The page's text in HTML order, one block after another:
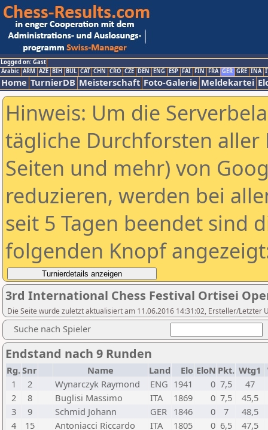
Logged on: Gast
Arabic ARM AZE BIH BUL CAT CHN CRO CZE DEN ENG ESP FAI FIN FRA GER GRE INA
Home TurnierDB Meisterschaft Foto-Galerie Meldekartei
Hinweis: Um die
tägliche Durchforsten aller
Seiten und mehr) von
reduzieren, werden bei
seit 5 Tagen beendet sind
folgenden Knopf
3rd International Chess Festival Ortisei
Die Seite wurde zuletzt aktualisiert am 11.06.2016 14:31:02, Ersteller/Letzter
Suche nach Spieler
Endstand nach 9 Runden
Rg.Snr Name Land Elo EloN Pkt. Wtg1
1
2 Wynarczyk Raymond ENG 1941 0 7,5
47
2
8 Buglisi Massimo ITA 1869 0 7,5
45,5
3
9 Schmid Johann GER 1846 0 7
48,5
4
15 Antoniacci Riccardo ITA 1805 0 6,5
47,5